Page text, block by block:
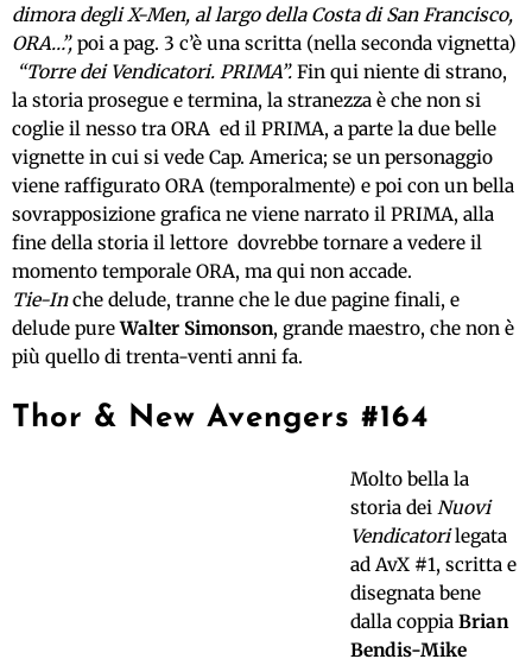
dimora degli X-Men, al largo della Costa di San Francisco,
ORA…”, poi a pag. 3 c’è una scritta (nella seconda vignetta)
“Torre dei Vendicatori. PRIMA”. Fin qui niente di strano,
la storia prosegue e termina, la stranezza è che non si
coglie il nesso tra ORA ed il PRIMA, a parte la due belle
vignette in cui si vede Cap. America; se un personaggio
viene raffigurato ORA (temporalmente) e poi con un bella
sovrapposizione grafica ne viene narrato il PRIMA, alla
fine della storia il lettore dovrebbe tornare a vedere il
momento temporale ORA, ma qui non accade.
Tie-Inche delude, tranne che le due pagine finali, e
delude pureWalter Simonson, grande maestro, che non è
più quello di trenta-venti anni fa.
Thor & New Avengers #164
Molto bella la
storia dei Nuovi
Vendicatorilegata
ad AvX #1, scritta e
disegnata bene
dalla coppia Brian
Bendis-Mike